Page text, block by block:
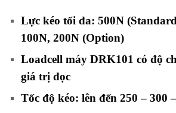
Lực kéo tối đa: 500N
100N, 200N (Option)
Loadcell máy DRK101 có độ
giá trị đọc
Tốc độ kéo: lên đến 250 – 300